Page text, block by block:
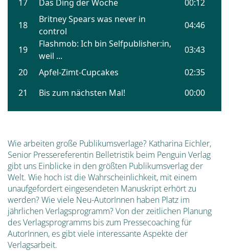
Wie arbeiten große Publikumsverlage? Katharina Eichler,
Senior Pressereferentin Belletristik beim Penguin Verlag
gibt uns Einblicke in den größten Publikumsverlag der
Welt. Wie hoch ist die Wahrscheinlichkeit, mit einem
unaufgefordert eingesendeten Manuskript erhört zu
werden? Wie viele Neu-AutorInnen haben Platz im
jährlichen Verlagsprogramm? Von der zeitlichen Planung
des Verlagsprogramms bis zum Pressecoaching für
AutorInnen, es gibt viele interessante Aspekte der
Verlagsarbeit.